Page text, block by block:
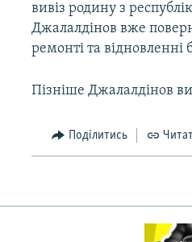
вивіз родину з
Джалалдінов вже
ремонті та відновленні
Пізніше Джалалдінов
Поділитись